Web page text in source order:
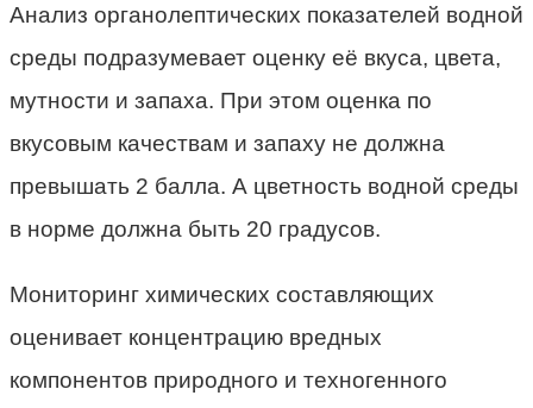
Анализ органолептических показателей водной
среды подразумевает оценку её вкуса, цвета,
мутности и запаха. При этом оценка по
вкусовым качествам и запаху не должна
превышать 2 балла. А цветность водной среды
в норме должна быть 20 градусов.
Мониторинг химических составляющих
оценивает концентрацию вредных
компонентов природного и техногенного